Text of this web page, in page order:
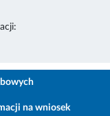
na wniosek